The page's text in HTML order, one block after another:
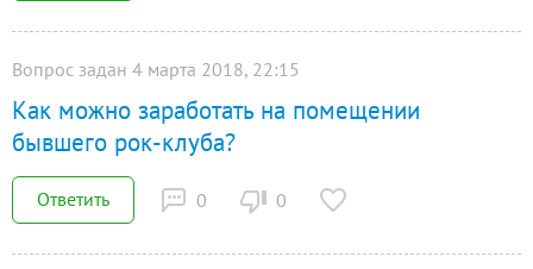
Вопрос задан 4 марта 2018, 22:15
Как можно заработать на помещении
бывшего рок-клуба?
Ответить 0 0